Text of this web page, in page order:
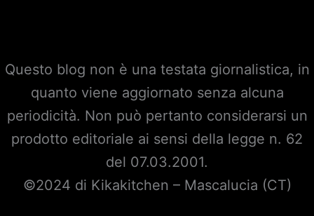
Questo blog non è una testata giornalistica, in
quanto viene aggiornato senza alcuna
periodicità. Non può pertanto considerarsi un
prodotto editoriale ai sensi della legge n. 62
del 07.03.2001.
©2024 di Kikakitchen – Mascalucia (CT)